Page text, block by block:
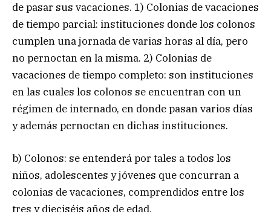
de pasar sus vacaciones. 1) Colonias de vacaciones
de tiempo parcial: instituciones donde los colonos
cumplen una jornada de varias horas al día, pero
no pernoctan en la misma. 2) Colonias de
vacaciones de tiempo completo: son instituciones
en las cuales los colonos se encuentran con un
régimen de internado, en donde pasan varios días
y además pernoctan en dichas instituciones.
b) Colonos: se entenderá por tales a todos los
niños, adolescentes y jóvenes que concurran a
colonias de vacaciones, comprendidos entre los
tres y dieciséis años de edad.